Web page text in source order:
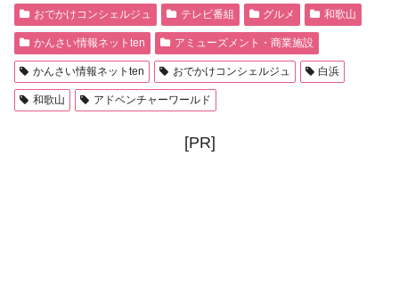
おでかけコンシェルジュ テレビ番組 グルメ 和歌山
かんさい情報ネットten アミューズメント・商業施設
かんさい情報ネットten おでかけコンシェルジュ 白浜
和歌山 アドベンチャーワールド
[PR]